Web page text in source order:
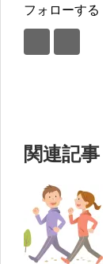
フォローする
関連記事